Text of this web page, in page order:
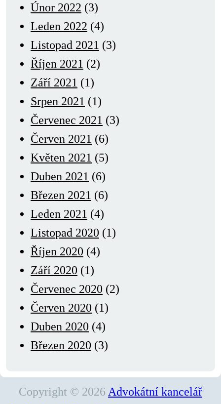
Únor 2022 (3)
Leden 2022 (4)
Listopad 2021 (3)
Říjen 2021 (2)
Září 2021 (1)
Srpen 2021 (1)
Červenec 2021 (3)
Červen 2021 (6)
Květen 2021 (5)
Duben 2021 (6)
Březen 2021 (6)
Leden 2021 (4)
Listopad 2020 (1)
Říjen 2020 (4)
Září 2020 (1)
Červenec 2020 (2)
Červen 2020 (1)
Duben 2020 (4)
Březen 2020 (3)
Copyright © 2026 Advokátní kancelář